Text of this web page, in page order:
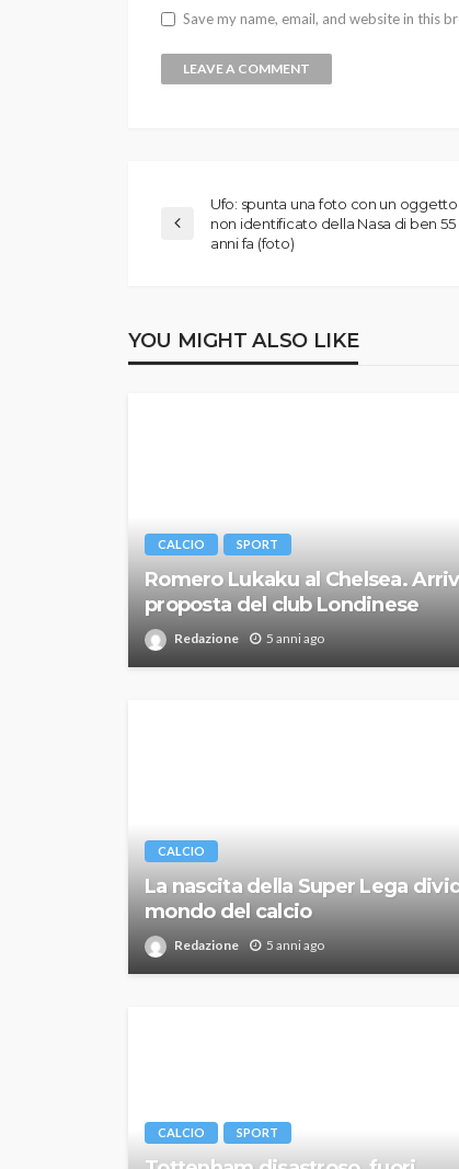
Save my name, email, and website in this
Ufo: spunta una foto con un oggetto
non identificato della Nasa di ben 55
anni fa (foto)
YOU MIGHT ALSO LIKE
CALCIO SPORT
Romero Lukaku al Chelsea.
proposta del club Londinese
Redazione 5 anni ago
CALCIO
La nascita della Super Lega
mondo del calcio
Redazione 5 anni ago
CALCIO SPORT